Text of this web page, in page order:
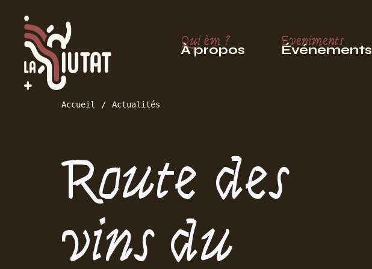
Qui èm ?
À propos
Eveniments
Événements
Accueil Actualités
Route des
vins du